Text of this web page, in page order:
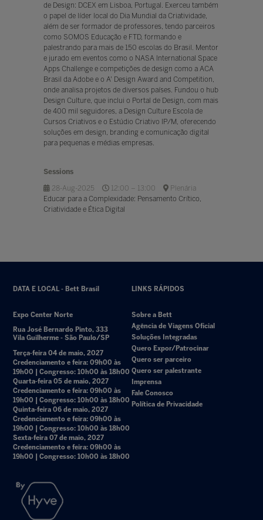
de Design: DCEX em Lisboa, Portugal. Exerceu também
o papel de líder local do Dia Mundial da Criatividade,
além de ser formador de professores, tendo parceiros
como SOMOS Educação e FTD, formando e
palestrando para mais de 150 escolas do Brasil. Mentor
e jurado em eventos como o NASA International Space
Apps Challenge e competições de design como a ACA
Brasil da Adobe e o A' Design Award and Competition,
onde analisa projetos de diversos países. Fundou o hub
Design Culture, que inclui o Portal de Design, com mais
de 400 mil seguidores, a Design Culture Escola de
Cursos Criativos e o Estúdio Criativo IP/M, oferecendo
soluções em design, branding e comunicação digital
para pequenas e médias empresas.
Sessions
28-Aug-2025
12:00 – 13:00
Plenária
Educar para a Complexidade: Pensamento Crítico,
Criatividade e Ética Digital
DATA E LOCAL - Bett Brasil
Expo Center Norte
Rua José Bernardo Pinto, 333
Vila Guilherme - São Paulo/SP
Terça-feira 04 de maio, 2027
Credenciamento e feira: 09h00 às
19h00 | Congresso: 10h00 às 18h00
Quarta-feira 05 de maio, 2027
Credenciamento e feira: 09h00 às
19h00 | Congresso: 10h00 às 18h00
Quinta-feira 06 de maio, 2027
Credenciamento e feira: 09h00 às
19h00 | Congresso: 10h00 às 18h00
Sexta-feira 07 de maio, 2027
Credenciamento e feira: 09h00 às
19h00 | Congresso: 10h00 às 18h00
LINKS RÁPIDOS
Sobre a Bett
Agência de Viagens Oficial
Soluções Integradas
Quero Expor/Patrocinar
Quero ser parceiro
Quero ser palestrante
Imprensa
Fale Conosco
Política de Privacidade